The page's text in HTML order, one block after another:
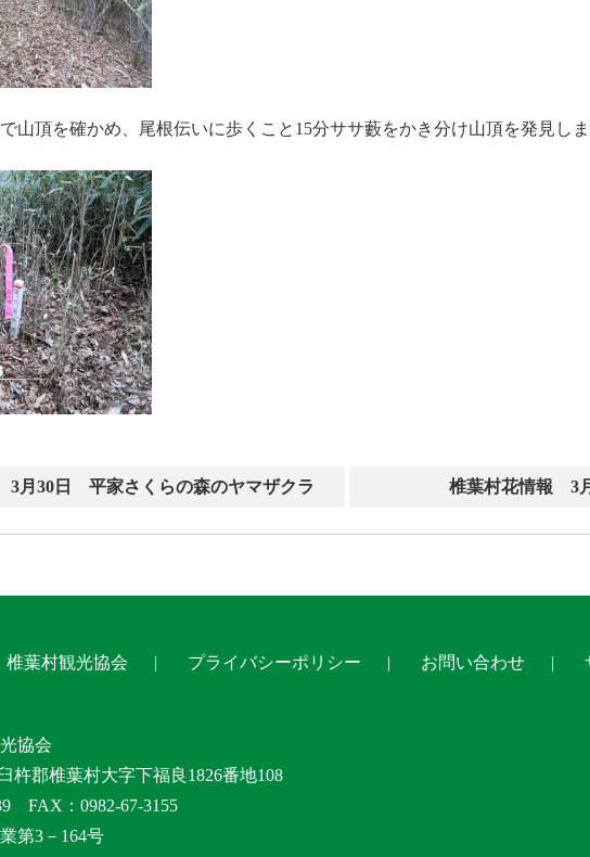
山頂を確かめ、尾根伝いに歩くこと15分ササ藪をかき分け山頂を発見し
月30日 平家さくらの森のヤマザクラ 椎葉村花情報 3
椎葉村観光協会 プライバシーポリシー お問い合わせ
協会
杵郡椎葉村大字下福良1826番地108
FAX：0982-67-3155
第3－164号